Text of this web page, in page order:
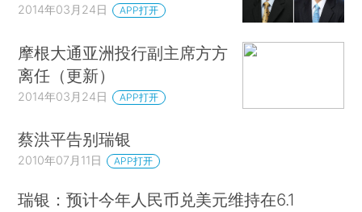
2014年03月24日 APP打开
摩根大通亚洲投行副主席方方
离任（更新）
2014年03月24日 APP打开
蔡洪平告别瑞银
2010年07月11日 APP打开
瑞银：预计今年人民币兑美元维持在6.1